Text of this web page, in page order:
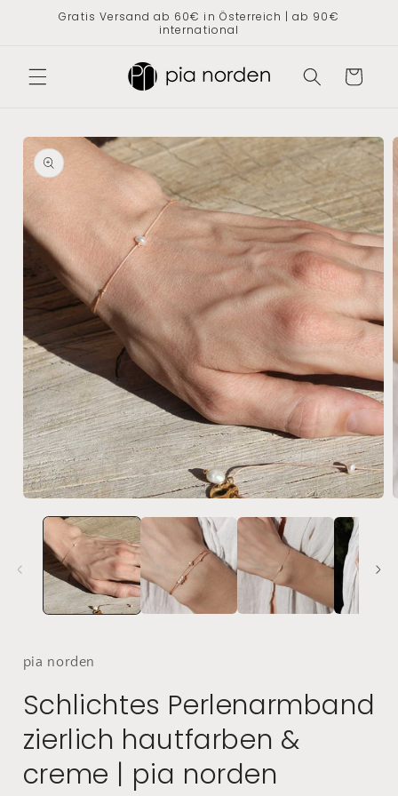
Gratis Versand ab 60€ in Österreich | ab 90€
international
Warenkorb
Modal
öffnen
pia norden
Schlichtes Perlenarmband
zierlich hautfarben &
creme | pia norden